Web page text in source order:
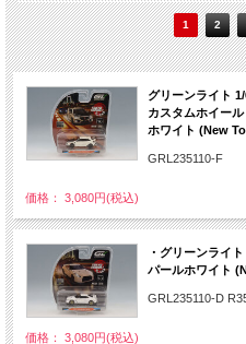
1 2
グリーンライト
カスタムホイー
ホワイト (New
GRL235110-F
価格： 3,080円(税込)
・グリーンライ
パールホワイト
GRL235110-D
価格： 3,080円(税込)